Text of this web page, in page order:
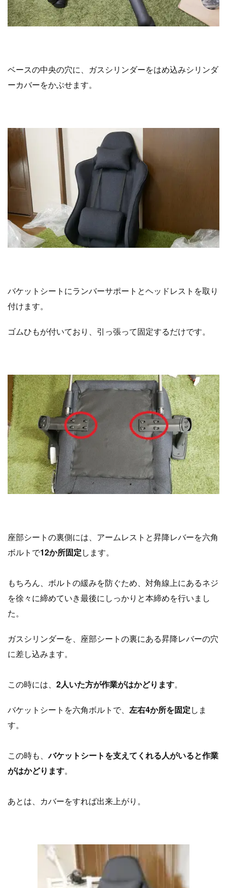
ベースの中央の穴に、ガスシリンダーをはめ込みシリンダ
ーカバーをかぶせます。
バケットシートにランバーサポートとヘッドレストを取り
付けます。
ゴムひもが付いており、引っ張って固定するだけです。
座部シートの裏側には、アームレストと昇降レバーを六角
ボルトで12か所固定します。
もちろん、ボルトの緩みを防ぐため、対角線上にあるネジ
を徐々に締めていき最後にしっかりと本締めを行いまし
た。
ガスシリンダーを、座部シートの裏にある昇降レバーの穴
に差し込みます。
この時には、 2人いた方が作業がはかどります。
バケットシートを六角ボルトで、 左右4か所を固定しま
す。
この時も、バケットシートを支えてくれる人がいると作業
がはかどります。
あとは、カバーをすれば出来上がり。